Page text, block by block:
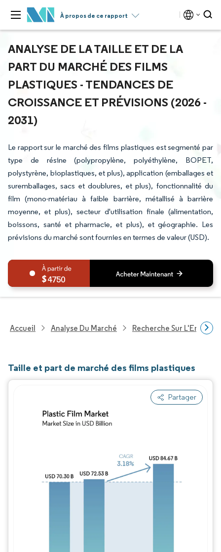
À propos de ce rapport
ANALYSE DE LA TAILLE ET DE LA
PART DU MARCHÉ DES FILMS
PLASTIQUES - TENDANCES DE
CROISSANCE ET PRÉVISIONS (2026 -
2031)
Le rapport sur le marché des films plastiques est segmenté par
type de résine (polypropylène, polyéthylène, BOPET,
polystyrène, bioplastiques, et plus), application (emballages et
suremballages, sacs et doublures, et plus), fonctionnalité du
film (mono-matériau à faible barrière, métallisé à barrière
moyenne, et plus), secteur d'utilisation finale (alimentation,
boissons, santé et pharmacie, et plus), et géographie. Les
prévisions du marché sont fournies en termes de valeur (USD).
4750
Accueil Analyse Du Marché Recherche Sur
Taille et part de marché des films plastiques
Partager